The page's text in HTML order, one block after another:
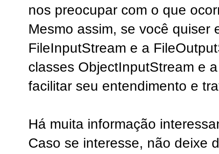
nos preocupar com o que
Mesmo assim, se você quiser
FileInputStream e a
classes ObjectInputStream e
facilitar seu entendimento e
Há muita informação
Caso se interesse, não deixe